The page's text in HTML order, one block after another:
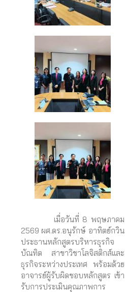
เมื่อวันที่ 8 พฤษภาคม
2569 ผศ.ดร.อนุรักษ์ อาทิตย์กวิน
ประธานหลักสูตรบริหารธุรกิจ
บัณทิต สาขาวิชาโลจิสติกส์และ
ธุรกิจระหว่างประเทศ พร้อมด้วย
อาจารย์ผู้รับผิดชอบหลักสูตร เข้า
รับการประเมินคุณภาพการ